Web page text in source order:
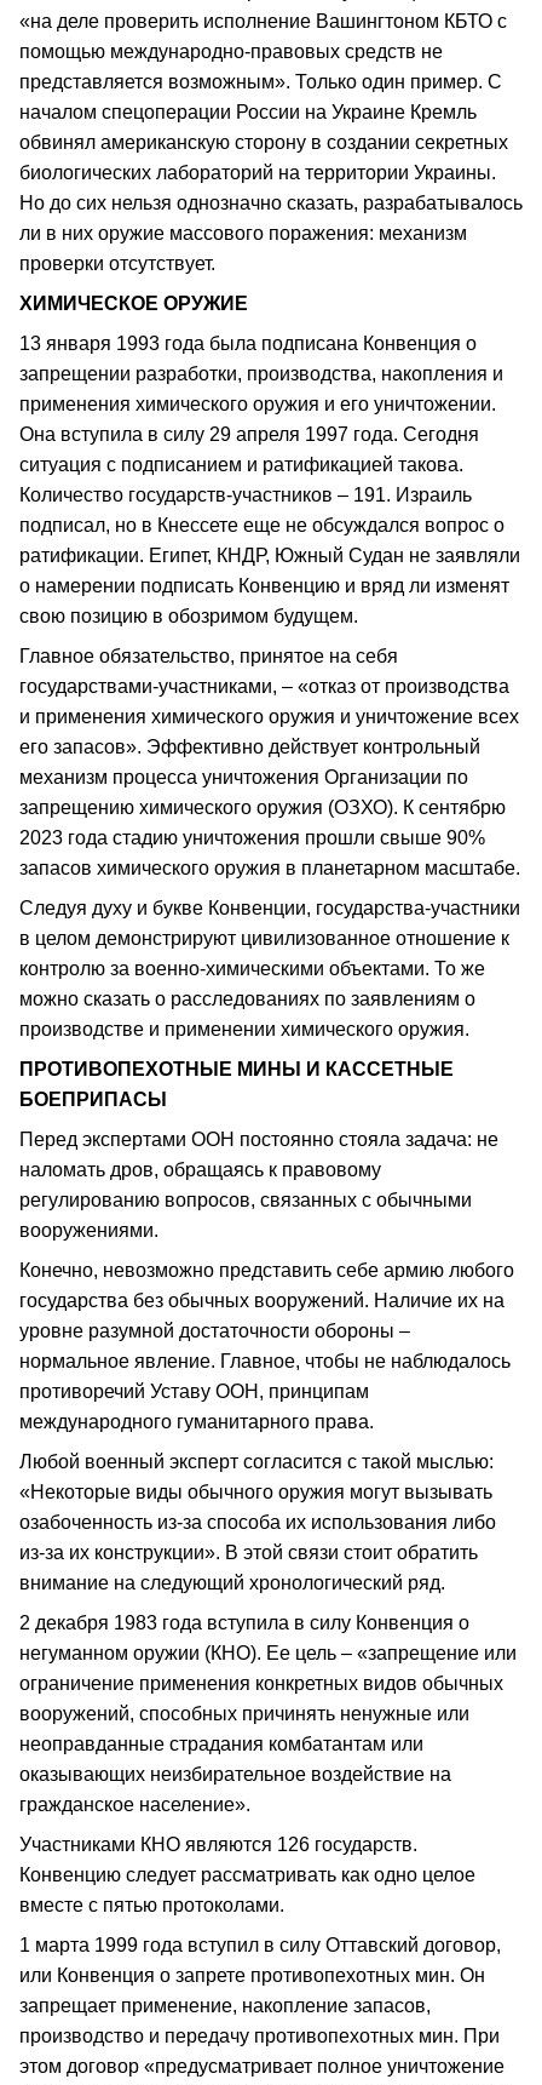
«на деле проверить исполнение Вашингтоном КБТО с
помощью международно-правовых средств не
представляется возможным». Только один пример. С
началом спецоперации России на Украине Кремль
обвинял американскую сторону в создании секретных
биологических лабораторий на территории Украины.
Но до сих нельзя однозначно сказать, разрабатывалось
ли в них оружие массового поражения: механизм
проверки отсутствует.
ХИМИЧЕСКОЕ ОРУЖИЕ
13 января 1993 года была подписана Конвенция о
запрещении разработки, производства, накопления и
применения химического оружия и его уничтожении.
Она вступила в силу 29 апреля 1997 года. Сегодня
ситуация с подписанием и ратификацией такова.
Количество государств-участников – 191. Израиль
подписал, но в Кнессете еще не обсуждался вопрос о
ратификации. Египет, КНДР, Южный Судан не заявляли
о намерении подписать Конвенцию и вряд ли изменят
свою позицию в обозримом будущем.
Главное обязательство, принятое на себя
государствами-участниками, – «отказ от производства
и применения химического оружия и уничтожение всех
его запасов». Эффективно действует контрольный
механизм процесса уничтожения Организации по
запрещению химического оружия (ОЗХО). К сентябрю
2023 года стадию уничтожения прошли свыше 90%
запасов химического оружия в планетарном масштабе.
Следуя духу и букве Конвенции, государства-участники
в целом демонстрируют цивилизованное отношение к
контролю за военно-химическими объектами. То же
можно сказать о расследованиях по заявлениям о
производстве и применении химического оружия.
ПРОТИВОПЕХОТНЫЕ МИНЫ И КАССЕТНЫЕ
БОЕПРИПАСЫ
Перед экспертами ООН постоянно стояла задача: не
наломать дров, обращаясь к правовому
регулированию вопросов, связанных с обычными
вооружениями.
Конечно, невозможно представить себе армию любого
государства без обычных вооружений. Наличие их на
уровне разумной достаточности обороны –
нормальное явление. Главное, чтобы не наблюдалось
противоречий Уставу ООН, принципам
международного гуманитарного права.
Любой военный эксперт согласится с такой мыслью:
«Некоторые виды обычного оружия могут вызывать
озабоченность из-за способа их использования либо
из-за их конструкции». В этой связи стоит обратить
внимание на следующий хронологический ряд.
2 декабря 1983 года вступила в силу Конвенция о
негуманном оружии (КНО). Ее цель – «запрещение или
ограничение применения конкретных видов обычных
вооружений, способных причинять ненужные или
неоправданные страдания комбатантам или
оказывающих неизбирательное воздействие на
гражданское население».
Участниками КНО являются 126 государств.
Конвенцию следует рассматривать как одно целое
вместе с пятью протоколами.
1 марта 1999 года вступил в силу Оттавский договор,
или Конвенция о запрете противопехотных мин. Он
запрещает применение, накопление запасов,
производство и передачу противопехотных мин. При
этом договор «предусматривает полное уничтожение